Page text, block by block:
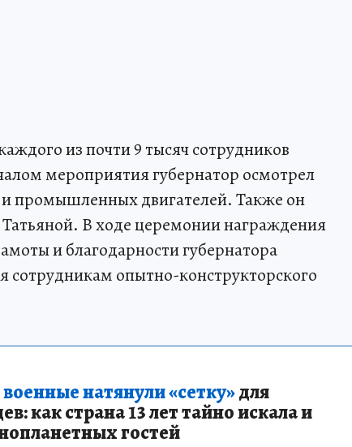
из почти 9 тысяч сотрудников
мероприятия губернатор осмотрел
промышленных двигателей. Также он
В ходе церемонии награждения
и благодарности губернатора
опытно-конструкторского
натянули «сетку»для
как страна 13 лет тайно искала и
гостей